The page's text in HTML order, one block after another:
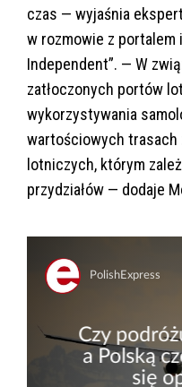
czas — wyjaśnia
w rozmowie z portalem
Independent”. — W
zatłoczonych portów
wykorzystywania
wartościowych trasach
lotniczych, którym
przydziałów — dodaje